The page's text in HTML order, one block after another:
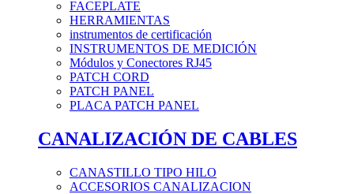
FACEPLATE
HERRAMIENTAS
instrumentos de certificación
INSTRUMENTOS DE MEDICIÓN
Módulos y Conectores RJ45
PATCH CORD
PATCH PANEL
PLACA PATCH PANEL
CANALIZACIÓN DE CABLES
CANASTILLO TIPO HILO
ACCESORIOS CANALIZACION